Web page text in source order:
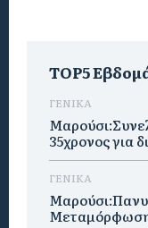
TOP5
ΓΕΝΙΚΑ
35χρονος για
ΓΕΝΙΚΑ